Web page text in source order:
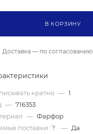
В КОРЗИНУ
Доставка — по согласованию
кратно — 1
— 716353
— Фарфор
поставки
? — Да